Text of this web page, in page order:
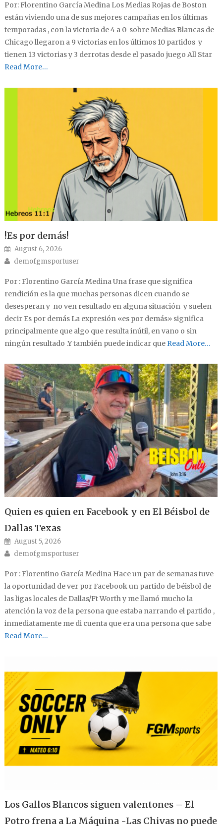
Por: Florentino García Medina Los Medias Rojas de Boston
están viviendo una de sus mejores campañas en los últimas
temporadas , con la victoria de 4 a 0 sobre Medias Blancas de
Chicago llegaron a 9 victorias en los últimos 10 partidos y
tienen 13 victorias y 3 derrotas desde el pasado juego All Star
Read More…
!Es por demás!
Posted on
August 6, 2026
Author
demofgmsportuser
Por : Florentino García Medina Una frase que significa
rendición es la que muchas personas dicen cuando se
desesperan y no ven resultado en alguna situación y suelen
decir Es por demás La expresión «es por demás» significa
principalmente que algo que resulta inútil, en vano o sin
ningún resultado .Y también puede indicar queRead More…
Quien es quien en Facebook y en El Béisbol de
Dallas Texas
Posted on
August 5, 2026
Author
demofgmsportuser
Por : Florentino García Medina Hace un par de semanas tuve
la oportunidad de ver por Facebook un partido de béisbol de
las ligas locales de Dallas/Ft Worth y me llamó mucho la
atención la voz de la persona que estaba narrando el partido ,
inmediatamente me di cuenta que era una persona que sabe
Read More…
Los Gallos Blancos siguen valentones – El
Potro frena a La Máquina -Las Chivas no puede